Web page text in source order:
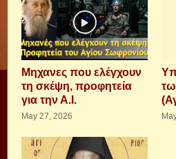
Μηχανες που ελέγχουν
τη σκέψη, προφητεία
για την Α.Ι.
May 27, 2026